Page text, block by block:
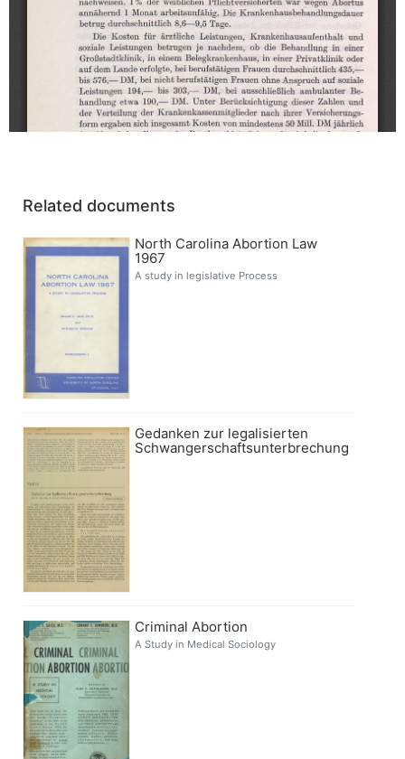
Related documents
North Carolina Abortion Law
1967
A study in legislative Process
Gedanken zur legalisierten
Schwangerschaftsunterbrechung
Criminal Abortion
A Study in Medical Sociology